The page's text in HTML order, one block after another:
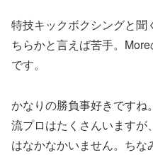
特技キックボクシングと
ちらかと言えば苦手。
です。
かなりの勝負事好きです
流プロはたくさんいますが
はなかなかいません。ち